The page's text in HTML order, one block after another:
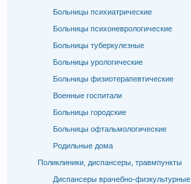
Больницы психиатрические
Больницы психоневрологические
Больницы туберкулезные
Больницы урологические
Больницы физиотерапевтические
Военные госпитали
Больницы городские
Больницы офтальмологические
Родильные дома
Поликлиники, диспансеры, травмпункты
Диспансеры врачебно-физкультурные